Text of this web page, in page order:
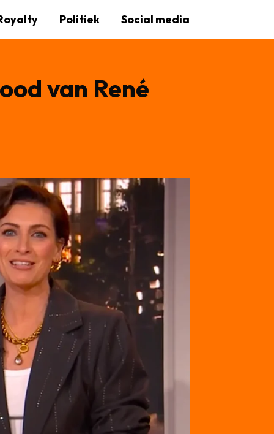
Politiek Social media
van René